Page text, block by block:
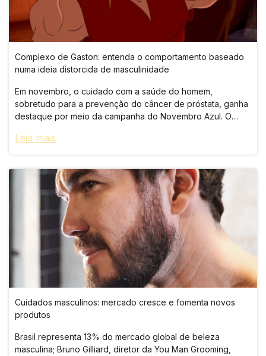
Complexo de Gaston: entenda o comportamento baseado
numa ideia distorcida de masculinidade
Em novembro, o cuidado com a saúde do homem,
sobretudo para a prevenção do câncer de próstata, ganha
destaque por meio da campanha do Novembro Azul. O
prevenção e diagnóstico precoce das doenças,
Leia mais
Cuidados masculinos: mercado cresce e fomenta novos
produtos
Brasil representa 13% do mercado global de beleza
masculina; Bruno Gilliard, diretor da You Man Grooming,